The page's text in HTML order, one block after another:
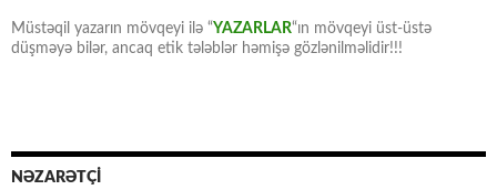
Müstəqil yazarın mövqeyi ilə “YAZARLAR“ın mövqeyi üst-üstə
düşməyə bilər, ancaq etik tələblər həmişə gözlənilməlidir!!!
NƏZARƏTÇİ